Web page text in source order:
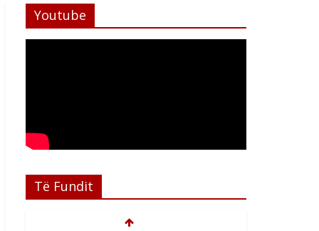
Youtube
Të Fundit